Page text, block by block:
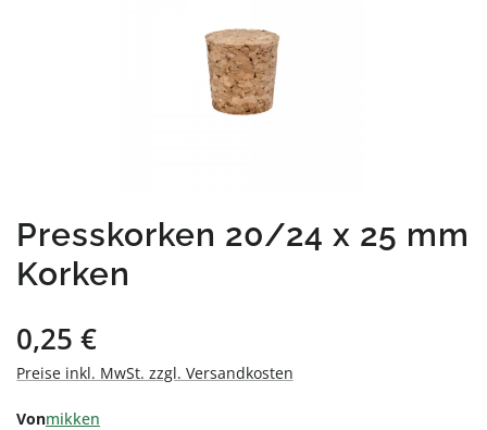
Presskorken 20/24 x 25 mm
Korken
Regulärer Preis:
0,25 €
Preise inkl. MwSt. zzgl. Versandkosten
Vonmikken